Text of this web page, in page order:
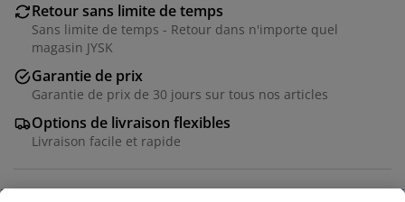
Retour sans limite de temps
Sans limite de temps - Retour dans n'importe quel
magasin JYSK
Garantie de prix
Garantie de prix de 30 jours sur tous nos articles
Options de livraison flexibles
Livraison facile et rapide